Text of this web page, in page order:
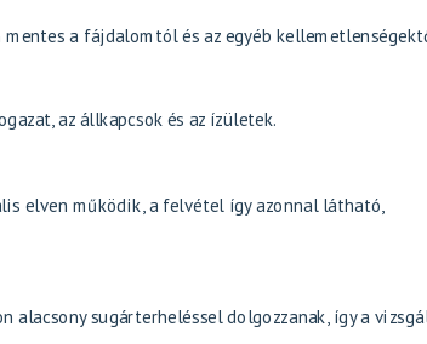
a fájdalomtól és az egyéb
az állkapcsok és az ízületek.
elven működik, a felvétel így azonnal látható,
alacsony sugárterheléssel dolgozzanak, így a